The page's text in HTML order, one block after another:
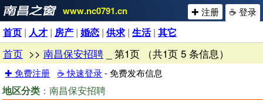
www.nc0791.cn ☕ 登录
✚ 注册
首页 | 人才 | 房产 | 婚恋 | 供求| 生活| 其它
首页 >> 南昌保安招聘 _ 第1页 （共1页 5 条信息）
✚ 免费注册 ☕ 快速登录- 免费发布信息
地区分类 ：南昌保安招聘